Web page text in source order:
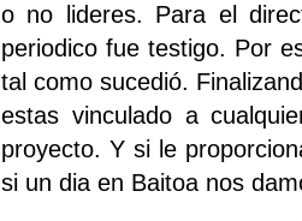
o no lideres. Para el
periodico fue testigo. Por
tal como sucedió.
estas vinculado a
proyecto. Y si le
si un dia en Baitoa nos